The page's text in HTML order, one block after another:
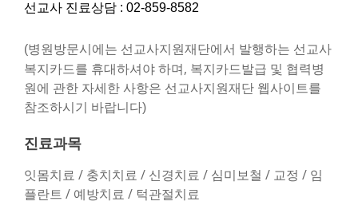
선교사 진료상담 : 02-859-8582
(병원방문시에는 선교사지원재단에서 발행하는 선교사
복지카드를 휴대하셔야 하며, 복지카드발급 및 협력병
원에 관한 자세한 사항은 선교사지원재단 웹사이트를
참조하시기 바랍니다)
진료과목
잇몸치료 / 충치치료 / 신경치료 / 심미보철 / 교정 / 임
플란트 / 예방치료 / 턱관절치료